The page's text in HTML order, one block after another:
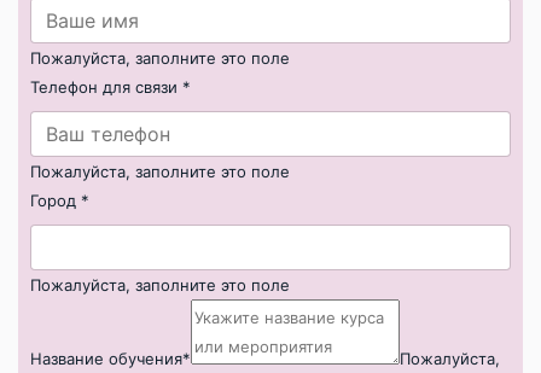
Пожалуйста, заполните это поле
Телефон для связи *
Пожалуйста, заполните это поле
Город *
Пожалуйста, заполните это поле
Название обучения*
Пожалуйста,